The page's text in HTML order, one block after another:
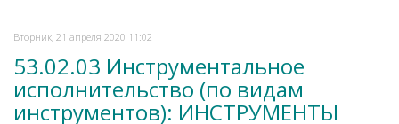
Вторник, 21 апреля 2020 11:02
53.02.03 Инструментальное
исполнительство (по видам
инструментов): ИНСТРУМЕНТЫ